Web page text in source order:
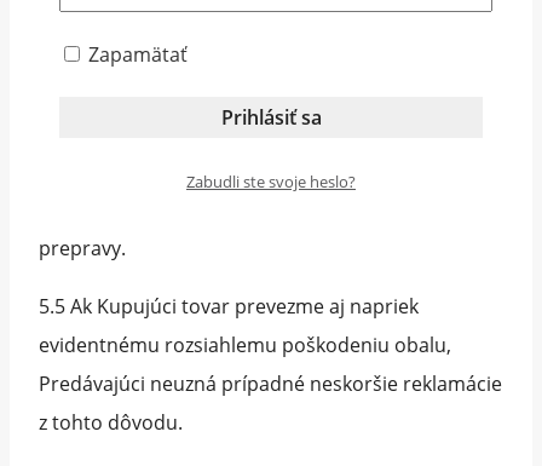
objednaný tovar skontrolovať či nie je poškodený,
či bol dobre zabalený, či nemá vady, či obsahuje
tovaru. V prípade jeho poškodenia je nutné na
mieste dodania tovaru spísať s prepravcom
prepravy.
5.5 Ak Kupujúci tovar prevezme aj napriek
evidentnému rozsiahlemu poškodeniu obalu,
Predávajúci neuzná prípadné neskoršie reklamácie
z tohto dôvodu.
Zapamätať
Zabudli ste svoje heslo?